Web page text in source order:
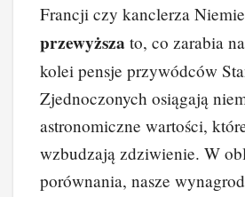
Francji czy kanclerza
przewyższa to, co zarabia
kolei pensje przywódców
Zjednoczonych osiągają
astronomiczne wartości,
wzbudzają zdziwienie. W
porównania, nasze